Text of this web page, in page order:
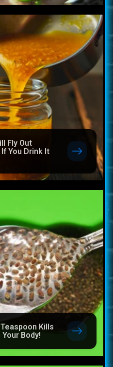
Fly Out
You Drink It
Kills
Body!